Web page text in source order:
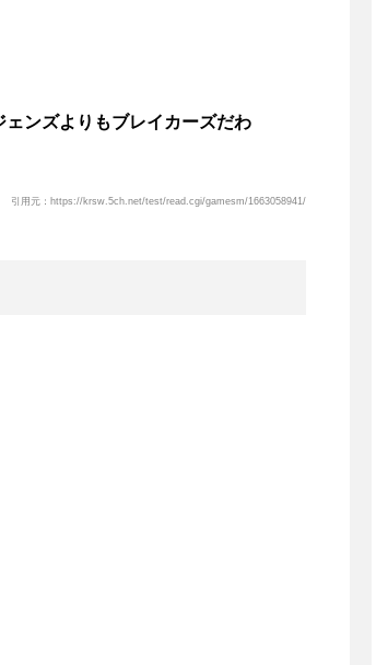
ンズよりもブレイカーズだわ
引用元：https://krsw.5ch.net/test/read.cgi/gamesm/1663058941/